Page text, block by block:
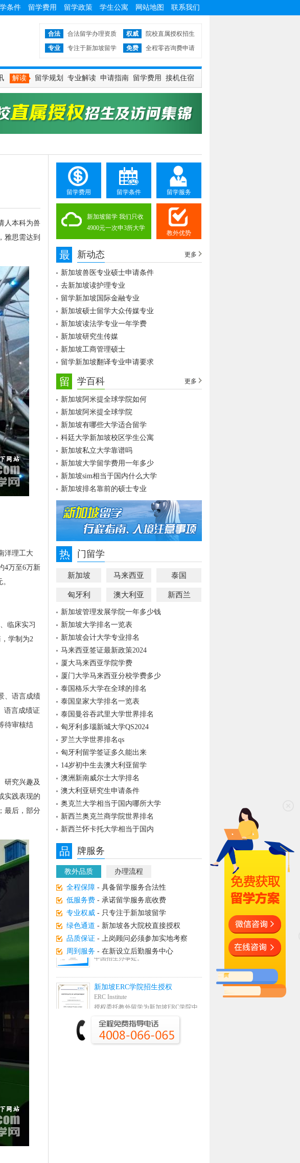
条件 留学费用 留学政策 学生公寓 网站地图 联系我们
合法 合法留学办理资质 权威
院校直属授权招生
专业
专注于新加坡留学 免费 全程零咨询费申请
解读 留学规划 专业解读 申请指南 留学费用 接机住宿
人本科为兽
雅思需达到
洋理工大
4万至6万新
临床实习
学制为2
、语言成绩
语言成绩证
待审核结
研究兴趣及
实践表现的
最后，部分
留学费用 留学条件 留学服务
新加坡留学 我们只收
4900元一次申3所大学
教外优势
最 新动态 更多
新加坡兽医专业硕士申请条件
去新加坡读护理专业
留学新加坡国际金融专业
新加坡硕士留学大众传媒专业
新加坡读法学专业一年学费
新加坡研究生传媒
新加坡工商管理硕士
留学新加坡翻译专业申请要求
留 学百科 更多
新加坡阿米提全球学院如何
新加坡阿米提全球学院
新加坡有哪些大学适合留学
科廷大学新加坡校区学生公寓
新加坡私立大学靠谱吗
新加坡大学留学费用一年多少
新加坡sim相当于国内什么大学
新加坡排名靠前的硕士专业
热 门留学
新加坡 马来西亚 泰国
匈牙利 澳大利亚 新西兰
新加坡管理发展学院一年多少钱
新加坡大学排名一览表
新加坡会计大学专业排名
马来西亚签证最新政策2024
厦大马来西亚学院学费
厦门大学马来西亚分校学费多少
泰国格乐大学在全球的排名
泰国皇家大学排名一览表
泰国曼谷吞武里大学世界排名
匈牙利多瑙新城大学QS2024
罗兰大学世界排名qs
匈牙利留学签证多久能出来
14岁初中生去澳大利亚留学
澳洲新南威尔士大学排名
澳大利亚研究生申请条件
奥克兰大学相当于国内哪所大学
新西兰奥克兰商学院世界排名
新西兰怀卡托大学相当于国内
品 牌服务
教外品质 办理流程
全程保障 - 具备留学服务合法性
低服务费 - 承诺留学服务底收费
专业权威 - 只专注于新加坡留学
绿色通道 - 新加坡各大院校直接授权
品质保证 - 上岗顾问必须参加实地考察
周到服务 - 在新设立后勤服务中心